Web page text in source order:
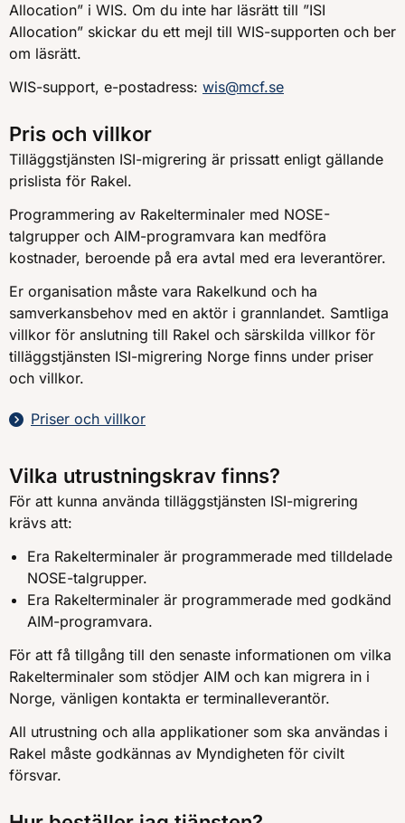
Allocation” i WIS. Om du inte har läsrätt till ”ISI
Allocation” skickar du ett mejl till WIS-supporten och ber
om läsrätt.
WIS-support, e-postadress: wis@mcf.se
Pris och villkor
Tilläggstjänsten ISI-migrering är prissatt enligt gällande
prislista för Rakel.
Programmering av Rakelterminaler med NOSE-
talgrupper och AIM-programvara kan medföra
kostnader, beroende på era avtal med era leverantörer.
Er organisation måste vara Rakelkund och ha
samverkansbehov med en aktör i grannlandet. Samtliga
villkor för anslutning till Rakel och särskilda villkor för
tilläggstjänsten ISI-migrering Norge finns under priser
och villkor.
Priser och villkor
Vilka utrustningskrav finns?
För att kunna använda tilläggstjänsten ISI-migrering
krävs att:
Era Rakelterminaler är programmerade med tilldelade
NOSE-talgrupper.
Era Rakelterminaler är programmerade med godkänd
AIM-programvara.
För att få tillgång till den senaste informationen om vilka
Rakelterminaler som stödjer AIM och kan migrera in i
Norge, vänligen kontakta er terminalleverantör.
All utrustning och alla applikationer som ska användas i
Rakel måste godkännas av Myndigheten för civilt
försvar.